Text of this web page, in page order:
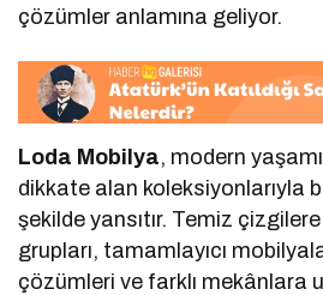
çözümler anlamına geliyor.
Loda Mobilya, modern
dikkate alan koleksiyonlarıyla
şekilde yansıtır. Temiz
grupları, tamamlayıcı
çözümleri ve farklı mekânlara